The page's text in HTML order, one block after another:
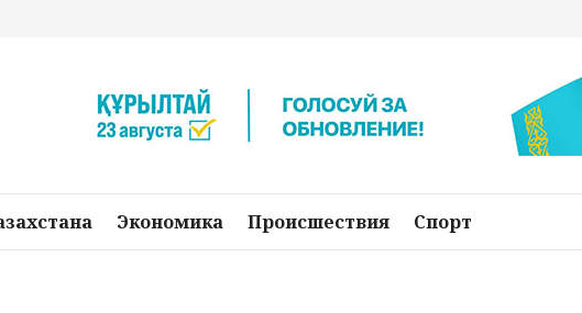
Экономика Происшествия Спорт